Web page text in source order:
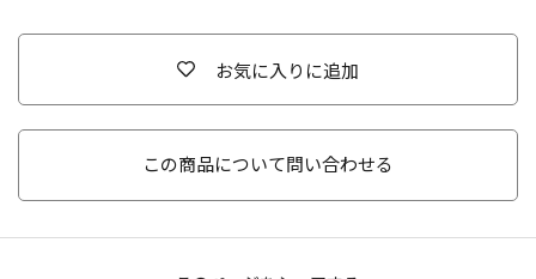
お気に入りに追加
この商品について問い合わせる